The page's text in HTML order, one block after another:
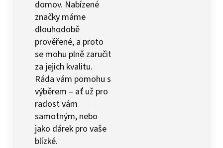
domov. Nabízené
značky máme
dlouhodobě
prověřené, a proto
se mohu plně zaručit
za jejich kvalitu.
Ráda vám pomohu s
výběrem – ať už pro
radost vám
samotným, nebo
jako dárek pro vaše
blízké.